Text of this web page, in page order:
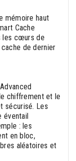
mémoire haut
Cache
les cœurs de
de dernier
chiffrement et le
sécurisé. Les
éventail
: les
en bloc,
aléatoires et